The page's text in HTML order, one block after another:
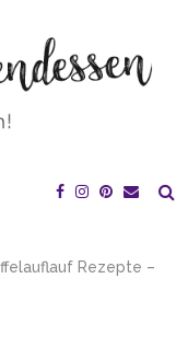
Rezepte –